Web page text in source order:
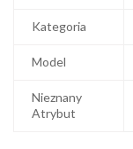
Kategoria
Model
Nieznany
Atrybut